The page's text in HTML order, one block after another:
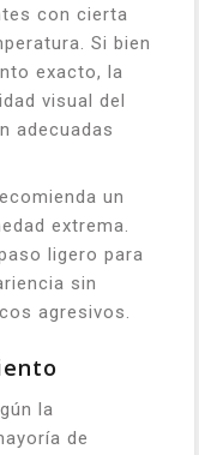
con cierta
Si bien
exacto, la
visual del
adecuadas
un
extrema.
ligero para
sin
agresivos.
la
de